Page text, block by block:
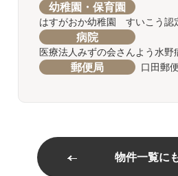
幼稚園・保育園
はすがおか幼稚園 すいこう認
病院
医療法人みずの会さんよう水野
郵便局 口田郵
物件一覧に